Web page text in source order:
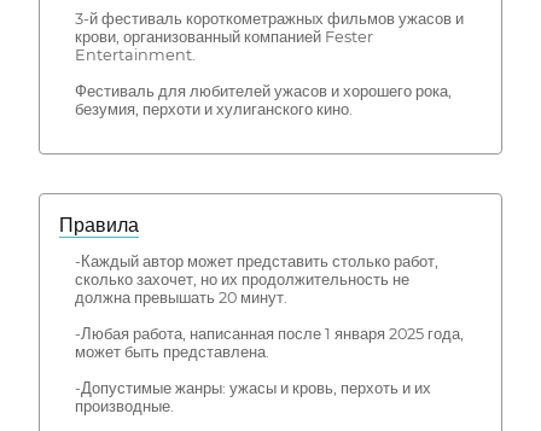
3-й фестиваль короткометражных фильмов ужасов и
крови, организованный компанией Fester
Entertainment.
Фестиваль для любителей ужасов и хорошего рока,
безумия, перхоти и хулиганского кино.
Правила
-Каждый автор может представить столько работ,
сколько захочет, но их продолжительность не
должна превышать 20 минут.
-Любая работа, написанная после 1 января 2025 года,
может быть представлена.
-Допустимые жанры: ужасы и кровь, перхоть и их
производные.